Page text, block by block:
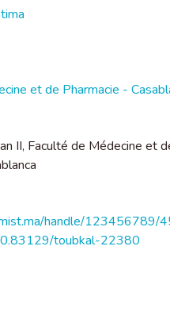
et de Pharmacie -
II, Faculté de Médecine et
handle/123456789/
toubkal-22380